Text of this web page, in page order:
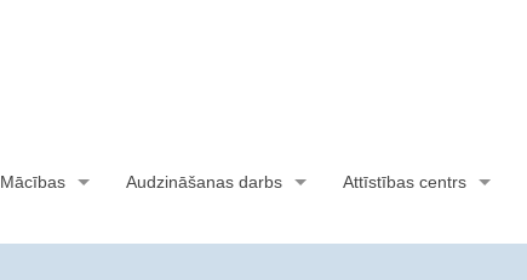
Mācības Audzināšanas darbs Attīstības centrs